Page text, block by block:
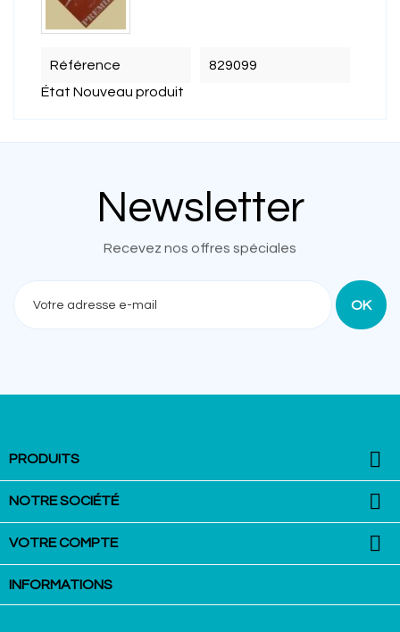
Référence
829099
État Nouveau produit
Newsletter
Recevez nos offres spéciales
PRODUITS 
NOTRE SOCIÉTÉ 
VOTRE COMPTE 
INFORMATIONS